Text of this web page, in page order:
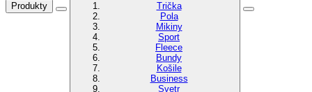
Produkty
Trička
Pola
Mikiny
Sport
Fleece
Bundy
Košile
Business
Svetr